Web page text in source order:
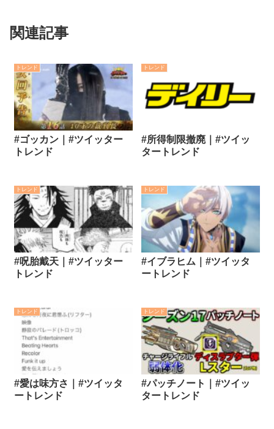
関連記事
トレンド
#ゴッカン｜#ツイッター
トレンド
トレンド
#所得制限撤廃｜#ツイッ
タートレンド
トレンド
#呪胎戴天｜#ツイッター
トレンド
トレンド
#イブラヒム｜#ツイッタ
ートレンド
トレンド
#愛は味方さ｜#ツイッタ
ートレンド
トレンド
#パッチノート｜#ツイッ
タートレンド